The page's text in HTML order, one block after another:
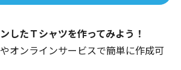
したＴシャツを作ってみよう！
オンラインサービスで簡単に作成可